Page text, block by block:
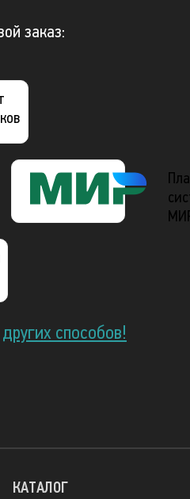
заказ:
других способов!
КАТАЛОГ